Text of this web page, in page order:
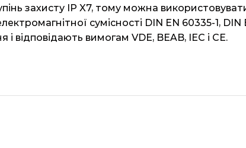
захисту IP X7, тому можна
сумісності DIN EN 60335-1, DIN
відповідають вимогам VDE, BEAB, IEC і CE.